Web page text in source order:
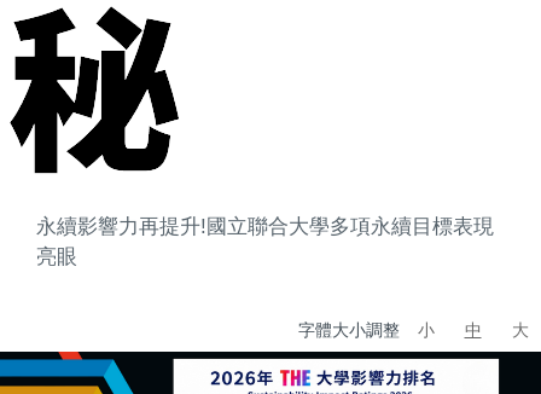
永續影響力再提升!國立聯合大學多項永續目標表現
亮眼
字體大小調整 小 中 大